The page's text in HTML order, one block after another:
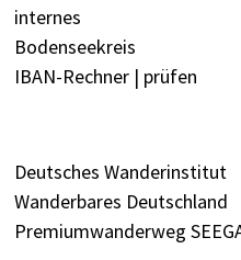
internes
Bodenseekreis
IBAN-Rechner | prüfen
Deutsches Wanderinstitut
Wanderbares Deutschland
Premiumwanderweg